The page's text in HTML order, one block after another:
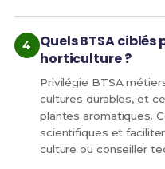
Quels BTSA ciblés
horticulture ?
Privilégie BTSA
cultures durables, et
plantes aromatiques.
scientifiques et
culture ou conseiller